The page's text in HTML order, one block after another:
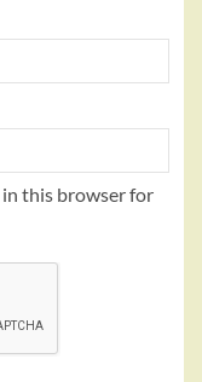
in this browser for